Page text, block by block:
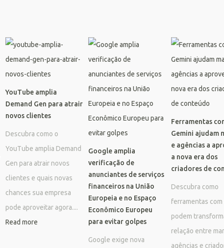
YouTube amplia
Demand Gen para atrair
novos clientes
Descubra como o
YouTube amplia Demand
Gen para atrair novos
clientes e quais novas
chances sua empresa
pode aproveitar agora....
Read more
Google amplia
verificação de
anunciantes de serviços
financeiros na União
Europeia e no Espaço
Econômico Europeu
para evitar golpes
Google exige nova
Ferramentas
Gemini ajudam
e agências a
a nova era dos
criadores de
Descubra como
ferramentas com
podem
relação entre
agências e